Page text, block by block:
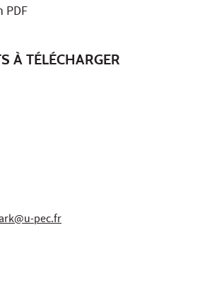
PDF
À TÉLÉCHARGER
pec.fr